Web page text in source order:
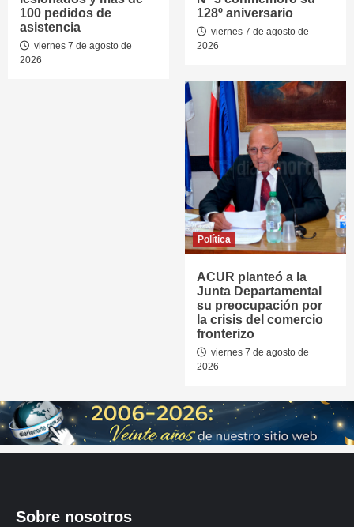
100 pedidos de
asistencia
viernes 7 de agosto de
2026
128º aniversario
viernes 7 de agosto de
2026
Política
ACUR planteó a la
Junta Departamental
su preocupación por
la crisis del comercio
fronterizo
viernes 7 de agosto de
2026
Sobre nosotros